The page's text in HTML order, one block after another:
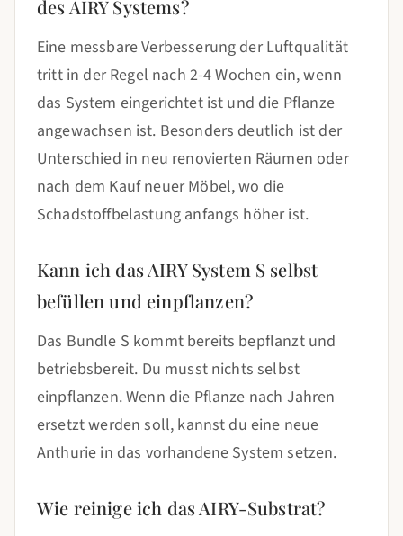
des AIRY Systems?
Eine messbare Verbesserung der Luftqualität
tritt in der Regel nach 2-4 Wochen ein, wenn
das System eingerichtet ist und die Pflanze
angewachsen ist. Besonders deutlich ist der
Unterschied in neu renovierten Räumen oder
nach dem Kauf neuer Möbel, wo die
Schadstoffbelastung anfangs höher ist.
Kann ich das AIRY System S selbst
befüllen und einpflanzen?
Das Bundle S kommt bereits bepflanzt und
betriebsbereit. Du musst nichts selbst
einpflanzen. Wenn die Pflanze nach Jahren
ersetzt werden soll, kannst du eine neue
Anthurie in das vorhandene System setzen.
Wie reinige ich das AIRY-Substrat?